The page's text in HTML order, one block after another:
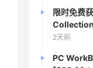
限时免费
2天前
PC